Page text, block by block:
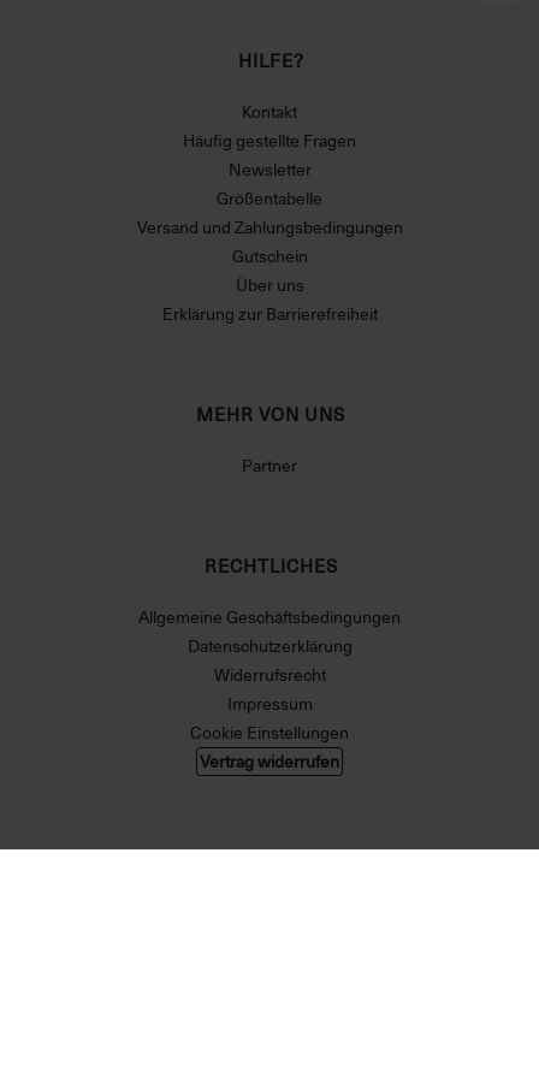
HILFE?
Kontakt
Häufig gestellte Fragen
Newsletter
Größentabelle
Versand und Zahlungsbedingungen
Gutschein
Über uns
Erklärung zur Barrierefreiheit
MEHR VON UNS
Partner
RECHTLICHES
Allgemeine Geschäftsbedingungen
Datenschutzerklärung
Widerrufsrecht
Impressum
Cookie Einstellungen
Vertrag widerrufen